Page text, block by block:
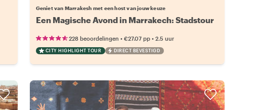
Geniet van Marrakesh met een host van jouw keuze
Een Magische Avond in Marrakech: Stadstour
228 beoordelingen • €27.07 pp• 2.5 uur
CITY HIGHLIGHT TOUR DIRECT BEVESTIGD